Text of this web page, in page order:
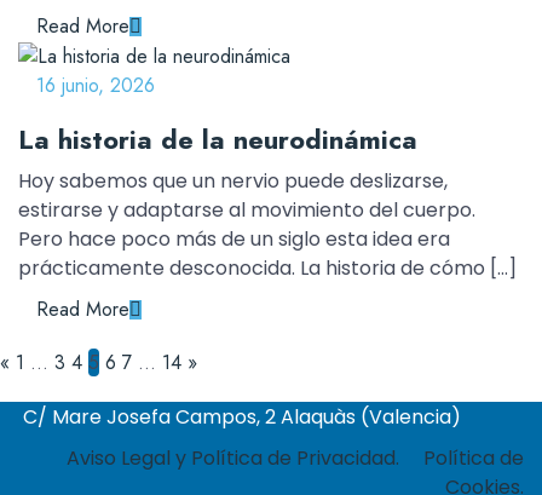
Read More
16 junio, 2026
La historia de la neurodinámica
Hoy sabemos que un nervio puede deslizarse,
estirarse y adaptarse al movimiento del cuerpo.
Pero hace poco más de un siglo esta idea era
prácticamente desconocida. La historia de cómo […]
Read More
« 1 … 3 4 5 6 7 … 14 »
C/ Mare Josefa Campos, 2 Alaquàs (Valencia)
Aviso Legal y Política de Privacidad.
Política de
Cookies.